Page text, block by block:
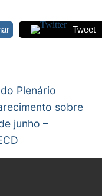
Tweet
Plenário
sobre
junho –